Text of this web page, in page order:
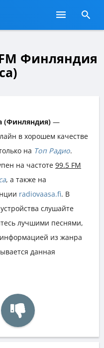
Финляндия
(Финляндия) —
в хорошем качестве
на Топ Радио.
на частоте 99.5 FM
, а также на
radiovaasa.fi. В
слушайте
лучшими песнями,
из жанра
данная